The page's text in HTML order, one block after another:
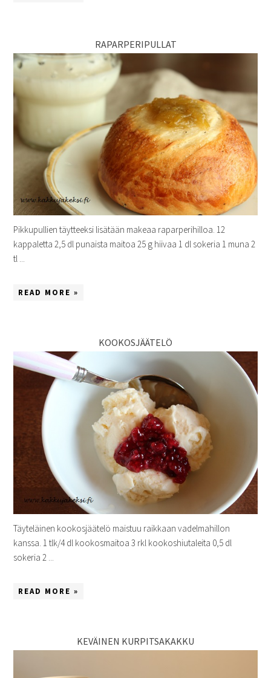
RAPARPERIPULLAT
Pikkupullien täytteeksi lisätään makeaa raparperihilloa. 12
kappaletta 2,5 dl punaista maitoa 25 g hiivaa 1 dl sokeria 1 muna 2
tl ...
READ MORE »
KOOKOSJÄÄTELÖ
Täyteläinen kookosjäätelö maistuu raikkaan vadelmahillon
kanssa. 1 tlk/4 dl kookosmaitoa 3 rkl kookoshiutaleita 0,5 dl
sokeria 2 ...
READ MORE »
KEVÄINEN KURPITSAKAKKU